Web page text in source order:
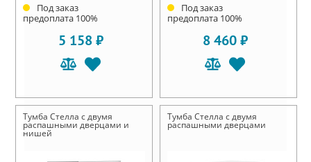
Под заказ
предоплата 100%
5 158 ₽
Под заказ
предоплата 100%
8 460 ₽
Тумба Стелла с двумя
распашными дверцами и
нишей
Тумба Стелла с двумя
распашными дверцами